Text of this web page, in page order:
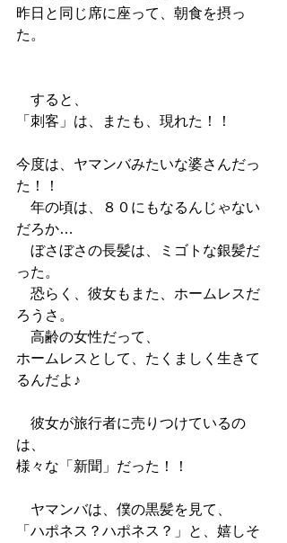
昨日と同じ席に座って、朝食を摂っ
た。
すると、
「刺客」は、またも、現れた！！
今度は、ヤマンバみたいな婆さんだっ
た！！
年の頃は、８０にもなるんじゃない
だろか…
ぼさぼさの長髪は、ミゴトな銀髪だ
った。
恐らく、彼女もまた、ホームレスだ
ろうさ。
高齢の女性だって、
ホームレスとして、たくましく生きて
るんだよ♪
彼女が旅行者に売りつけているの
は、
様々な「新聞」だった！！
ヤマンバは、僕の黒髪を見て、
「ハポネス？ハポネス？」と、嬉しそ